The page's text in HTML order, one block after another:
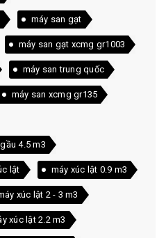
máy san gạt
máy san gạt xcmg gr1003
máy san trung quốc
máy san xcmg gr135
4.5 m3
lật máy xúc lật 0.9 m3
xúc lật 2 - 3 m3
xúc lật 2.2 m3